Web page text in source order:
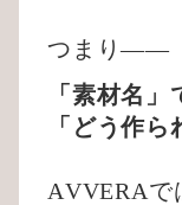
つまり——
「素材名」
「どう作ら
AVVERAで